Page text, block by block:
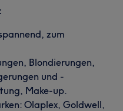
zum
Blondierungen,
und -
Make-up.
Olaplex, Goldwell,